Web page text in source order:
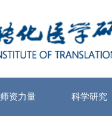
师资力量 科学研究